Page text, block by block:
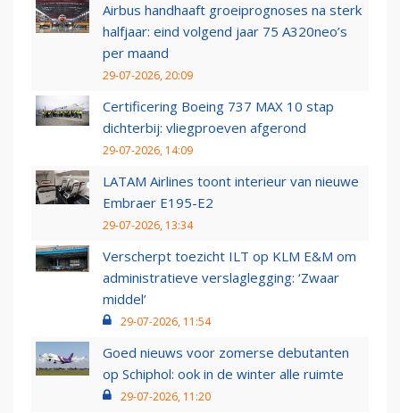
Airbus handhaaft groeiprognoses na sterk
halfjaar: eind volgend jaar 75 A320neo’s
per maand
29-07-2026, 20:09
Certificering Boeing 737 MAX 10 stap
dichterbij: vliegproeven afgerond
29-07-2026, 14:09
LATAM Airlines toont interieur van nieuwe
Embraer E195-E2
29-07-2026, 13:34
Verscherpt toezicht ILT op KLM E&M om
administratieve verslaglegging: ‘Zwaar
middel’
29-07-2026, 11:54
Goed nieuws voor zomerse debutanten
op Schiphol: ook in de winter alle ruimte
29-07-2026, 11:20